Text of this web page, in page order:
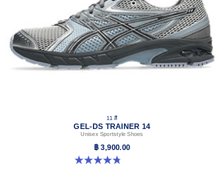
11 สี
GEL-DS TRAINER 14
Unisex Sportstyle Shoes
฿ 3,900.00
4.8 จาก 5 ดาว 88 รีวิว